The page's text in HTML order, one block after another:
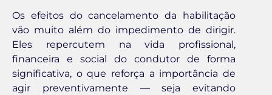
Os efeitos do cancelamento da habilitação
vão muito além do impedimento de dirigir.
Eles repercutem na vida profissional,
financeira e social do condutor de forma
significativa, o que reforça a importância de
agir preventivamente — seja evitando